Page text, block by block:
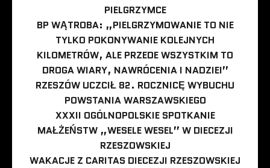
PIELGRZYMCE
BP WĄTROBA: „PIELGRZYMOWANIE TO NIE
TYLKO POKONYWANIE KOLEJNYCH
KILOMETRÓW, ALE PRZEDE WSZYSTKIM TO
DROGA WIARY, NAWRÓCENIA I NADZIEI”
RZESZÓW UCZCIŁ 82. ROCZNICĘ WYBUCHU
POWSTANIA WARSZAWSKIEGO
XXXII OGÓLNOPOLSKIE SPOTKANIE
MAŁŻEŃSTW „WESELE WESEL” W DIECEZJI
RZESZOWSKIEJ
WAKACJE Z CARITAS DIECEZJI RZESZOWSKIEJ